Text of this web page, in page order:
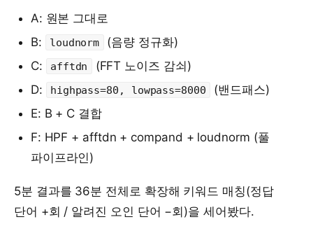
A: 원본 그대로
B:
loudnorm
(음량 정규화)
C:
afftdn
(FFT 노이즈 감쇠)
D:
highpass=80, lowpass=8000
(밴드패스)
E: B + C 결합
F: HPF + afftdn + compand + loudnorm (풀
파이프라인)
5분 결과를 36분 전체로 확장해 키워드 매칭(정답
단어 +회 / 알려진 오인 단어 −회)을 세어봤다.